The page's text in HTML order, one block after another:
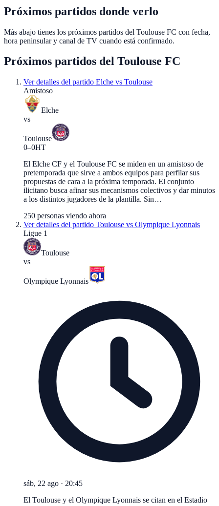
Próximos partidos donde verlo
Más abajo tienes los próximos partidos del Toulouse FC con fecha,
hora peninsular y canal de TV cuando está confirmado.
Próximos partidos del Toulouse FC
Ver detalles del partido Elche vs Toulouse
Amistoso
Elche
vs
Toulouse
0–0HT
El Elche CF y el Toulouse FC se miden en un amistoso de
pretemporada que sirve a ambos equipos para perfilar sus
propuestas de cara a la próxima temporada. El conjunto
ilicitano busca afinar sus mecanismos colectivos y dar minutos
a los distintos jugadores de la plantilla. Sin…
250 personas viendo ahora
Ver detalles del partido Toulouse vs Olympique Lyonnais
Ligue 1
Toulouse
vs
Olympique Lyonnais
sáb, 22 ago · 20:45
El Toulouse y el Olympique Lyonnais se citan en el Estadio